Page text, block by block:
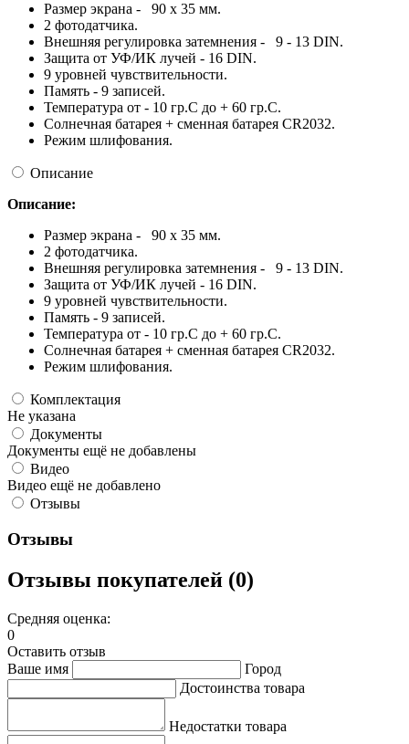
Размер экрана - 90 х 35 мм.
2 фотодатчика.
Внешняя регулировка затемнения - 9 - 13 DIN.
Защита от УФ/ИК лучей - 16 DIN.
9 уровней чувствительности.
Память - 9 записей.
Температура от - 10 гр.С до + 60 гр.С.
Солнечная батарея + сменная батарея CR2032.
Режим шлифования.
Описание
Описание:
Размер экрана - 90 х 35 мм.
2 фотодатчика.
Внешняя регулировка затемнения - 9 - 13 DIN.
Защита от УФ/ИК лучей - 16 DIN.
9 уровней чувствительности.
Память - 9 записей.
Температура от - 10 гр.С до + 60 гр.С.
Солнечная батарея + сменная батарея CR2032.
Режим шлифования.
Комплектация
Не указана
Документы
Документы ещё не добавлены
Видео
Видео ещё не добавлено
Отзывы
Отзывы
Отзывы покупателей (0)
Средняя оценка:
0
Оставить отзыв
Ваше имя
Город
Достоинства товара
Недостатки товара